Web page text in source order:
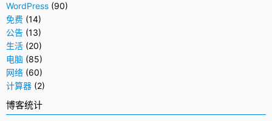
WordPress (90)
免费 (14)
公告 (13)
生活 (20)
电脑 (85)
网络 (60)
计算器 (2)
博客统计